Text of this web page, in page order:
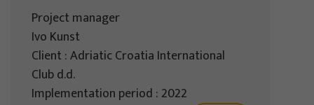
Project manager
Ivo Kunst
Client : Adriatic Croatia International
Club d.d.
Implementation period : 2022